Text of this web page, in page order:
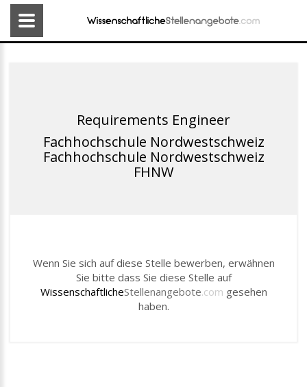
Requirements Engineer
Fachhochschule Nordwestschweiz
Fachhochschule Nordwestschweiz
FHNW
Wenn Sie sich auf diese Stelle bewerben, erwähnen
Sie bitte dass Sie diese Stelle auf
WissenschaftlicheStellenangebote.com gesehen
haben.